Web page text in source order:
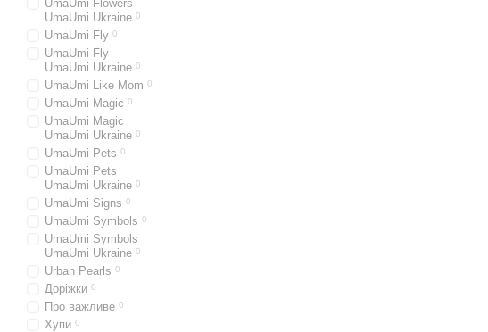
UmaUmi Flowers
UmaUmi Ukraine 0
UmaUmi Fly 0
UmaUmi Fly
UmaUmi Ukraine 0
UmaUmi Like Mom 0
UmaUmi Magic 0
UmaUmi Magic
UmaUmi Ukraine 0
UmaUmi Pets 0
UmaUmi Pets
UmaUmi Ukraine 0
UmaUmi Signs 0
UmaUmi Symbols 0
UmaUmi Symbols
UmaUmi Ukraine 0
Urban Pearls 0
Доріжки 0
Про важливе 0
Хупи 0